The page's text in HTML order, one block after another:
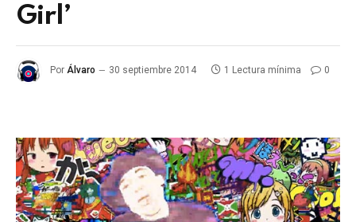
Girl’
Por Álvaro 30 septiembre 2014 1 Lectura mínima 0